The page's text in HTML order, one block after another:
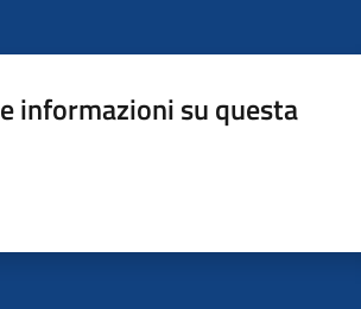
informazioni su questa